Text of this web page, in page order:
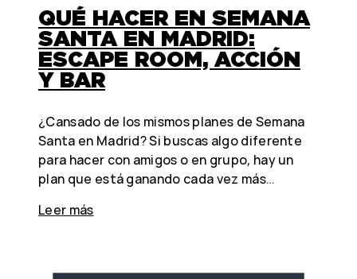
QUÉ HACER EN SEMANA
SANTA EN MADRID:
ESCAPE ROOM, ACCIÓN
Y BAR
¿Cansado de los mismos planes de Semana
Santa en Madrid? Si buscas algo diferente
para hacer con amigos o en grupo, hay un
plan que está ganando cada vez más…
Leer más